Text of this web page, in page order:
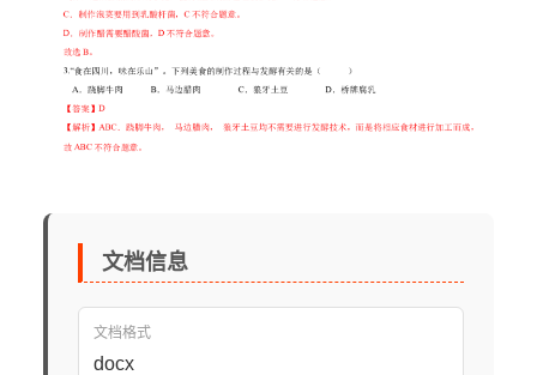
文档信息
文档格式
docx